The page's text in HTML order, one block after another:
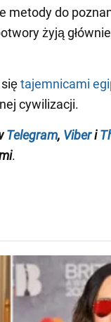
metody do
żyją
tajemnicami
cywilizacji.
Telegram, Viberi
.